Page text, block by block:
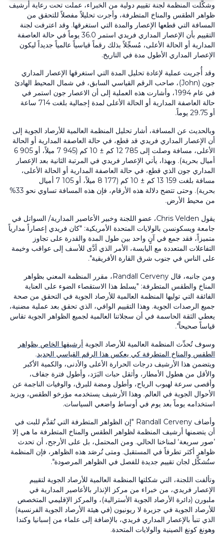
وشكَّلت المنظمة لجنة تقييم دولية من الخبراء، عملت تحت رعاية أرشيف
ظواهر الطقس والمناخ المتطرفة، وأجرت تحليلاً مفصلاً للتحقق من
المسافة التي قطعها الإعصار والمدة التي استغرقها. وقد اعترفت لجنة
التقييم بأن الإعصار المداري فريدي استمر 36.0 يوماً في حالة العاصفة
المدارية أو الحالة الأعلى، مُسجِّلاً بذلك رقماً قياسياً عالمياً جديداً ليكون
الإعصار المداري الأطول مدة في التاريخ.
وقد أُجريت عملية لإعادة تحليل المدة التي استغرقها الإعصار المداري
جون (John)، صاحب الرقم القياسي السابق، في شمال المحيط الهادئ
في عام 1994، وأشارت هذه العملية إلى أن الاعصار جون استمر في
حالة العاصفة المدارية أو الحالة الأعلى لمدة إجمالية بلغت 714 ساعة
أو 29.75 يوماً.
وبالحديث عن المسافة، أشار تحليل المنظمة العالمية للأرصاد الجوية إلى
أن الإعصار المداري فريدي قد قطع، في حالة العاصفة المدارية أو الحالة
الأعلى، مسافة وصلت إلى 12 785 كم ± 10 كم (7 945 ميلاً، أو 6 905
أميال بحرية). وبهذا، يأتي الإعصار فريدي في المرتبة الثانية بعد الإعصار
المداري جون الذي قطع، في حالة العاصفة المدارية أو الحالة الأعلى،
مسافة بلغت 13 159 كم ± 10 كم (8 177 ميلاً، أو 7 105 أميال
بحرية). وحتى تتضح دلالة هذه الأرقام، فإن هذه المسافة تساوي نحو 33%
من محيط الأرض.
يقول Chris Velden، عضو اللجنة وخبير الأعاصير المدارية/ السواتل في
جامعة ويسكونسن بالولايات المتحدة الأمريكية: "كان فريدي إعصاراً مدارياً
متميزاً، فقد جمع في آنٍ واحد بين طول المدة والقدرة على تجاوز
التفاعلات المتعددة مع اليابسة، الأمر الذي أدَّى للأسف إلى عواقب وخيمة
على الناس في جنوب شرق القارة الأفريقية".
ومن جانبه، قال Randall Cerveny، مقرر المنظمة المعني بظواهر
المناخ والطقس المتطرفة: "يسلط هذا الاستقصاء الضوء على العناية
الفائقة التي توليها المنظمة العالمية للأرصاد الجوية في التحقق من صحة
جميع الرصدات الجوية. وهذا التقييم الوافي، الذي تحقق بعد عملية مضنية،
يعطي الثقة الحاسمة في أن سجلاتنا العالمية لجميع الظواهر الجوية تقاس
قياساً صحيحاً".
وسوف تُحدِّث المنظمة العالمية للأرصاد الجوية أرشيفها الخاص بظواهر
الطقس والمناخ المتطرفة كي يعكس هذا الرقم القياسي الجديد.
ويتضمن هذا الأرشيف درجات الحرارة الأعلى والأدنى، والكمية الأكبر
والأقل من هطول الأمطار، وأثقل حبات البَرَد، وأطول فترة جفاف،
وأقصى سرعة لهبوب الرياح، وأطول ومضة للبرق، والوفيات الناجمة عن
الأحوال الجوية في العالم. وهذا الأرشيف يستخدمه مؤرخو الطقس، ويزيد
استخدامه يوماً بعد يوم في أوساط واضعي السياسات.
وأضاف Randall Cerveny "إن الظواهر المتطرفة التي تُقدَّم للبت في
أن يتضمنها أرشيف المنظمة لظواهر الطقس والمناخ المتطرفة ما هي إلا
’صور سريعة‘ لمناخنا الحالي. ومن المحتمل، بل على الأرجح، أن تحدث
ظواهر أكثر تطرفاً في المستقبل. ومتى تُرصَد هذه الظواهر، فإن المنظمة
ستُشكِّل لجان تقييم جديدة للفصل في الظواهر المرصودة".
وتألفت اللجنة، التي شكلتها المنظمة العالمية للأرصاد الجوية لتقييم
الإعصار فريدي، من خبراء من مركز الإنذار بالأعاصير المدارية في
ملبورن (دائرة الأرصاد الجوية الأسترالية)، والمركز الإقليمي المتخصص
للأرصاد الجوية في جزيرة لا ريونيون (في هيئة الأرصاد الجوية الفرنسية)
الذي تنبأ بالإعصار المداري فريدي، بالإضافة إلى علماء من إسبانيا وكندا
وهونغ كونغ الصينية والولايات المتحدة.